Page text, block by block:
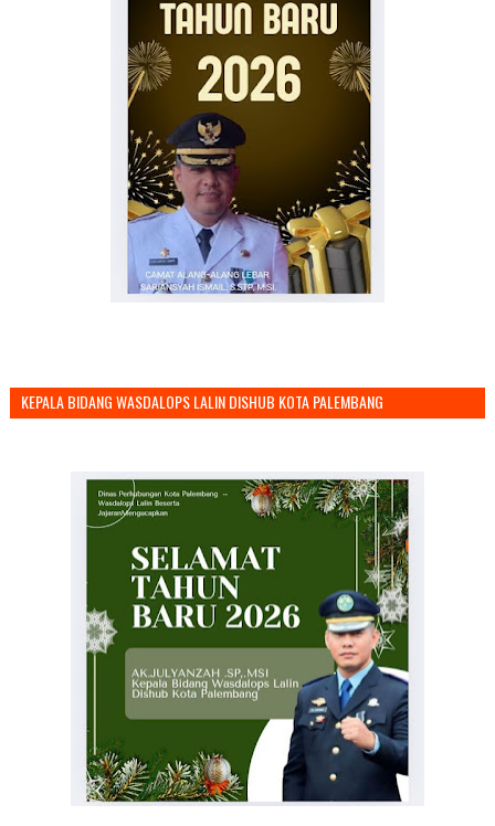
KEPALA BIDANG WASDALOPS LALIN DISHUB KOTA PALEMBANG